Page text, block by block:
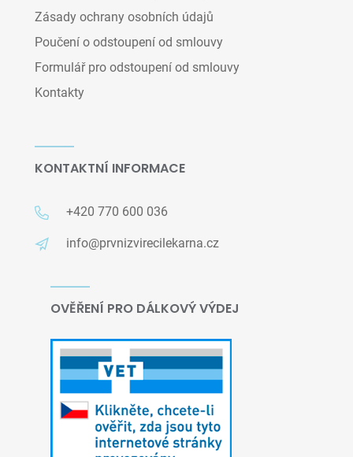
Zásady ochrany osobních údajů
Poučení o odstoupení od smlouvy
Formulář pro odstoupení od smlouvy
Kontakty
KONTAKTNÍ INFORMACE
+420 770 600 036
info@prvnizvirecilekarna.cz
OVĚŘENÍ PRO DÁLKOVÝ VÝDEJ